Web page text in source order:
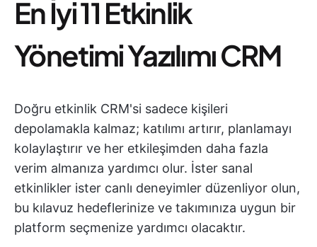
En İyi 11 Etkinlik
Yönetimi Yazılımı CRM
Doğru etkinlik CRM'si sadece kişileri
depolamakla kalmaz; katılımı artırır, planlamayı
kolaylaştırır ve her etkileşimden daha fazla
verim almanıza yardımcı olur. İster sanal
etkinlikler ister canlı deneyimler düzenliyor olun,
bu kılavuz hedeflerinize ve takımınıza uygun bir
platform seçmenize yardımcı olacaktır.